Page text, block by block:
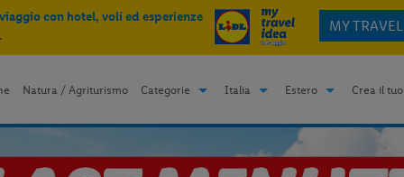
con hotel, voli ed esperienze
MY
Natura / Agriturismo Categorie Italia Estero Crea il